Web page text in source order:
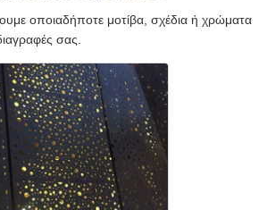
οποιαδήποτε μοτίβα, σχέδια ή χρώματα
σας.